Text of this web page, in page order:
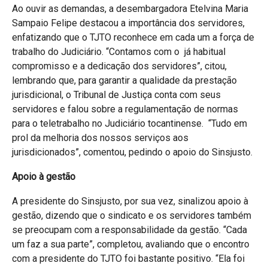
Ao ouvir as demandas, a desembargadora Etelvina Maria
Sampaio Felipe destacou a importância dos servidores,
enfatizando que o TJTO reconhece em cada um a força de
trabalho do Judiciário. “Contamos com o já habitual
compromisso e a dedicação dos servidores”, citou,
lembrando que, para garantir a qualidade da prestação
jurisdicional, o Tribunal de Justiça conta com seus
servidores e falou sobre a regulamentação de normas
para o teletrabalho no Judiciário tocantinense. “Tudo em
prol da melhoria dos nossos serviços aos
jurisdicionados”, comentou, pedindo o apoio do Sinsjusto.
Apoio à gestão
A presidente do Sinsjusto, por sua vez, sinalizou apoio à
gestão, dizendo que o sindicato e os servidores também
se preocupam com a responsabilidade da gestão. “Cada
um faz a sua parte”, completou, avaliando que o encontro
com a presidente do TJTO foi bastante positivo. “Ela foi